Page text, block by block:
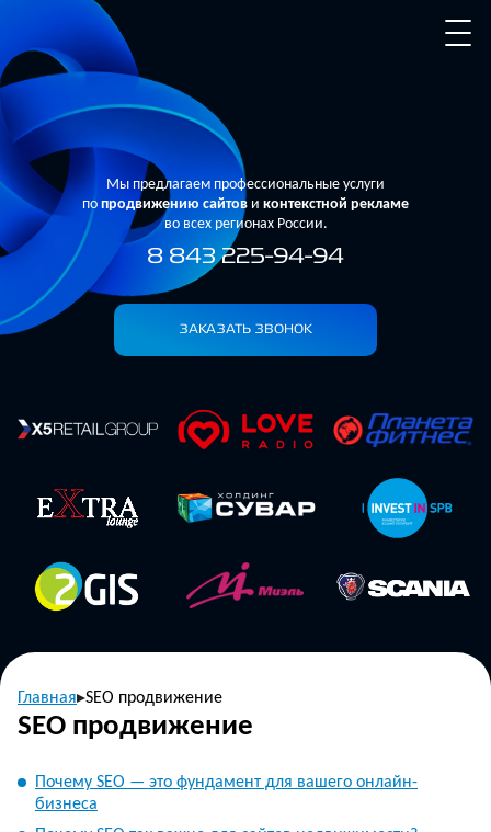
Мы предлагаем профессиональные услуги
по продвижению сайтов и контекстной рекламе
во всех регионах России.
8 843 225-94-94
ЗАКАЗАТЬ ЗВОНОК
Главная SEO продвижение
SEO продвижение
Почему SEO — это фундамент для вашего онлайн-
бизнеса